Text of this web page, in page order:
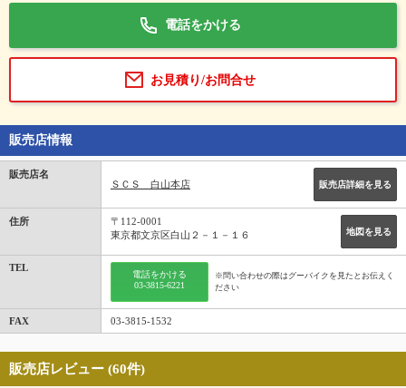
電話をかける
お見積り/お問合せ
販売店情報
販売店名
ＳＣＳ 白山本店
販売店詳細を見る
住所
地図を見る
〒112-0001
東京都文京区白山２－１－１６
TEL
電話をかける
03-3815-6221
※問い合わせの際はグーバイクを見たとお伝えく
ださい
FAX 03-3815-1532
販売店レビュー (60件)